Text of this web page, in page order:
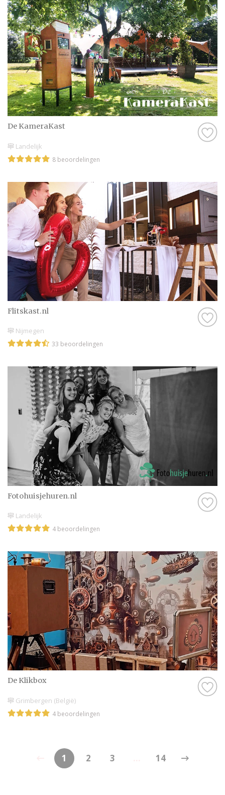
De KameraKast
Landelijk
8 beoordelingen
Flitskast.nl
Nijmegen
33 beoordelingen
Fotohuisjehuren.nl
Landelijk
4 beoordelingen
De Klikbox
Grimbergen (België)
4 beoordelingen
1 2 3 14